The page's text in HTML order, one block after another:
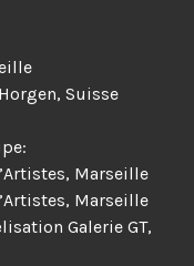
Suisse
Marseille
Marseille
Galerie GT,